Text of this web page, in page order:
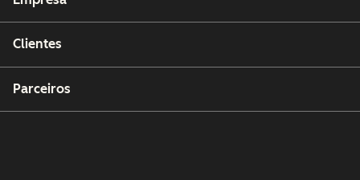
Clientes
Parceiros